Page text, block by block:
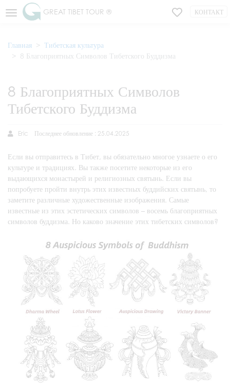
GREAT TIBET TOUR ® КОНТАКТ
Главная
Тибетская культура
8 Благоприятных Символов Тибетского Буддизма
8 Благоприятных Символов
Тибетского Буддизма
Eric Последнее обновление : 25.04.2025
Если вы отправитесь в Тибет, вы обязательно многое узнаете о его
культуре и традициях. Вы также посетите некоторые из его
выдающихся монастырей и религиозных святынь. Если вы
попробуете пройти внутрь этих известных буддийских святынь, то
заметите различные художественные изображения. Самые
известные из этих эстетических символов – восемь благоприятных
символов буддизма. Но каково значение этих тибетских символов?